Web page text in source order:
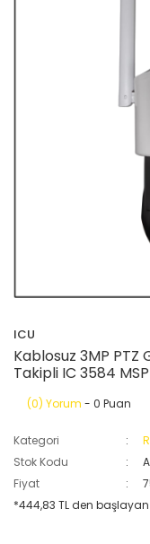
ICU
Kablosuz 3MP PTZ
Takipli IC 3584 MSP
(0) Yorum - 0 Puan
Kategori
Stok Kodu
Fiyat
*444,83 TL den